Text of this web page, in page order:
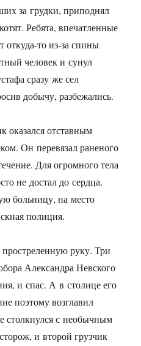
за грудки, приподнял
Ребята, впечатленные
откуда-то из-за спины
человек и сунул
сразу же сел
добычу, разбежались.
оказался отставным
Он перевязал раненого
Для огромного тела
не достал до сердца.
больницу, на место
полиция.
руку. Три
Александра Невского
и спас. А в столице его
поэтому возглавил
столкнулся с необычным
и второй грузчик